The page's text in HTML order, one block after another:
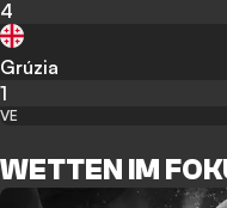
4
Grúzia
1
VE
WETTEN IM